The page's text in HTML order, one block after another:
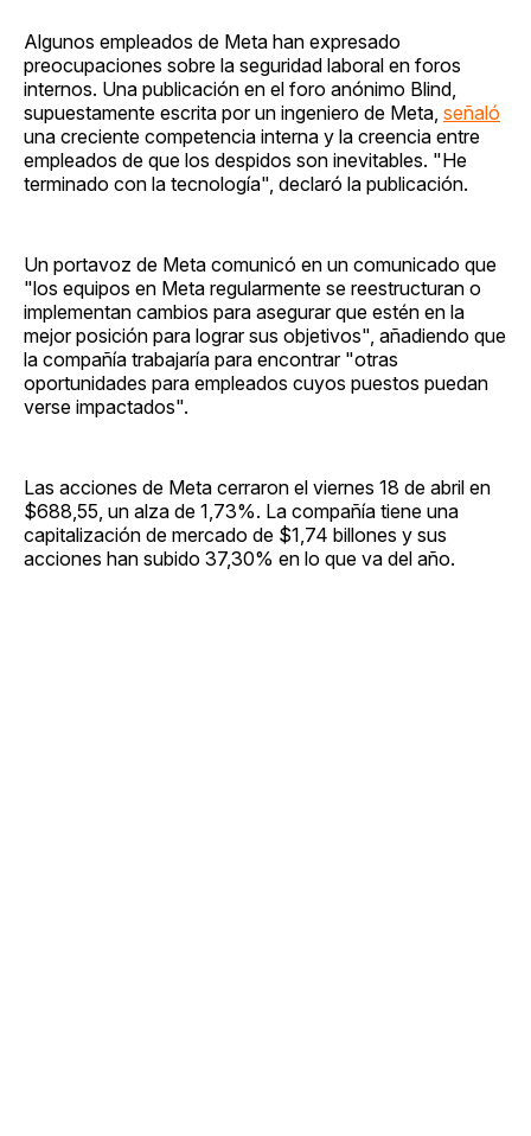
Algunos empleados de Meta han expresado
preocupaciones sobre la seguridad laboral en foros
internos. Una publicación en el foro anónimo Blind,
supuestamente escrita por un ingeniero de Meta, señaló
una creciente competencia interna y la creencia entre
empleados de que los despidos son inevitables. "He
terminado con la tecnología", declaró la publicación.
Un portavoz de Meta comunicó en un comunicado que
"los equipos en Meta regularmente se reestructuran o
implementan cambios para asegurar que estén en la
mejor posición para lograr sus objetivos", añadiendo que
la compañía trabajaría para encontrar "otras
oportunidades para empleados cuyos puestos puedan
verse impactados".
Las acciones de Meta cerraron el viernes 18 de abril en
$688,55, un alza de 1,73%. La compañía tiene una
capitalización de mercado de $1,74 billones y sus
acciones han subido 37,30% en lo que va del año.